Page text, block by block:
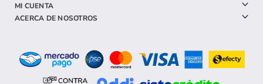
MI CUENTA
ACERCA DE NOSOTROS